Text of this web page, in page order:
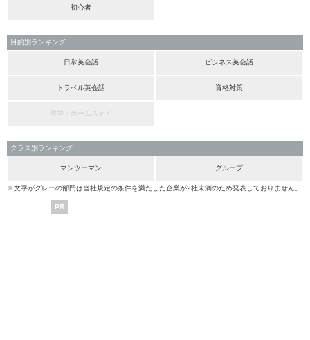
初心者
目的別ランキング
日常英会話 ビジネス英会話
トラベル英会話 資格対策
留学・ホームステイ
クラス別ランキング
マンツーマン グループ
※文字がグレーの部門は当社規定の条件を満たした企業が2社未満のため発表しておりません。
PR